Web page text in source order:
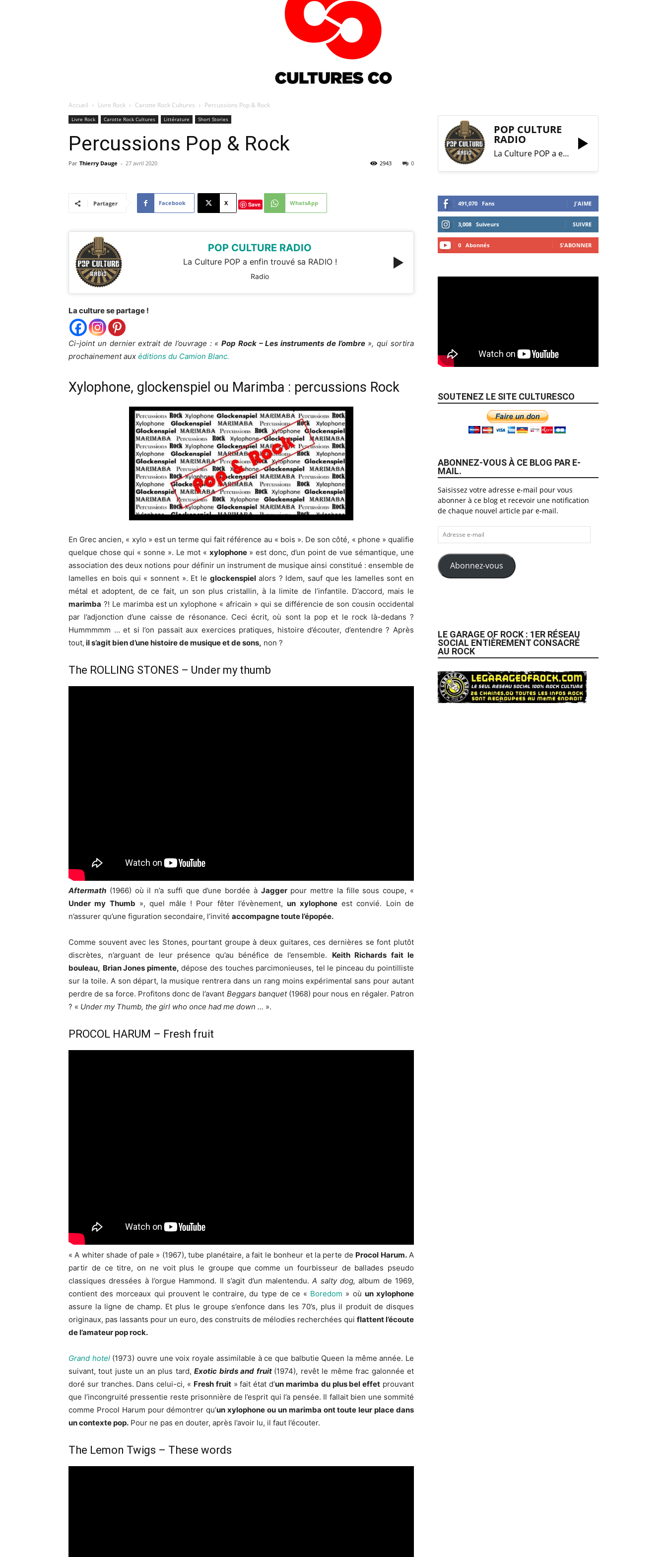
Accueil Livre Rock Carotte Rock Cultures Percussions Pop & Rock
Livre Rock Carotte Rock Cultures Littérature Short Stories
Percussions Pop & Rock
Par Thierry Dauge - 27 avril 2020 0
2943
Partager Facebook X Save WhatsApp
POP CULTURE RADIO
La Culture POP a enfin trouvé sa RADIO !
Radio
La culture se partage !
Ci-joint un dernier extrait de l’ouvrage : «Pop Rock – Les instruments de l’ombre», qui sortira
prochainement aux éditions du Camion Blanc.
Xylophone, glockenspiel ou Marimba : percussions Rock
En Grec ancien, « xylo » est un terme qui fait référence au « bois ». De son côté, « phone » qualifie
quelque chose qui « sonne ». Le mot « xylophone» est donc, d’un point de vue sémantique, une
association des deux notions pour définir un instrument de musique ainsi constitué : ensemble de
lamelles en bois qui « sonnent ». Et le glockenspielalors ? Idem, sauf que les lamelles sont en
métal et adoptent, de ce fait, un son plus cristallin, à la limite de l’infantile. D’accord, mais le
marimba ?! Le marimba est un xylophone « africain » qui se différencie de son cousin occidental
par l’adjonction d’une caisse de résonance. Ceci écrit, où sont la pop et le rock là-dedans ?
Hummmmm … et si l’on passait aux exercices pratiques, histoire d’écouter, d’entendre ? Après
tout, il s’agit bien d’une histoire de musique et de sons, non ?
The ROLLING STONES – Under my thumb
Aftermath (1966) où il n’a suffi que d’une bordée à Jaggerpour mettre la fille sous coupe, «
Under my Thumb », quel mâle ! Pour fêter l’évènement,un xylophoneest convié. Loin de
n’assurer qu’une figuration secondaire, l’invité accompagne toute l’épopée.
Comme souvent avec les Stones, pourtant groupe à deux guitares, ces dernières se font plutôt
discrètes, n’arguant de leur présence qu’au bénéfice de l’ensemble. Keith Richards fait le
bouleau, Brian Jones pimente, dépose des touches parcimonieuses, tel le pinceau du pointilliste
sur la toile. A son départ, la musique rentrera dans un rang moins expérimental sans pour autant
perdre de sa force. Profitons donc de l’avant Beggars banquet(1968) pour nous en régaler. Patron
? « Under my Thumb, the girl who once had me down … ».
PROCOL HARUM – Fresh fruit
« A whiter shade of pale » (1967), tube planétaire, a fait le bonheur et la perte de Procol Harum.A
partir de ce titre, on ne voit plus le groupe que comme un fourbisseur de ballades pseudo
classiques dressées à l’orgue Hammond. Il s’agit d’un malentendu.A salty dog, album de 1969,
contient des morceaux qui prouvent le contraire, du type de ce « Boredom » où un xylophone
assure la ligne de champ. Et plus le groupe s’enfonce dans les 70’s, plus il produit de disques
originaux, pas lassants pour un euro, des construits de mélodies recherchées qui flattent l’écoute
de l’amateur pop rock.
Grand hotel(1973) ouvre une voix royale assimilable à ce que balbutie Queen la même année. Le
suivant, tout juste un an plus tard,Exotic birds and fruit (1974), revêt le même frac galonnée et
doré sur tranches. Dans celui-ci, « Fresh fruit» fait état d’un marimba du plus bel effet prouvant
que l’incongruité pressentie reste prisonnière de l’esprit qui l’a pensée. Il fallait bien une sommité
comme Procol Harum pour démontrer qu’un xylophone ou un marimba ont toute leur place dans
un contexte pop. Pour ne pas en douter, après l’avoir lu, il faut l’écouter.
The Lemon Twigs – These words
POP CULTURE
RADIO
La Culture POP a enfin trouvé sa RADIO !
491,070 Fans J'AIME
3,008 Suiveurs SUIVRE
0 Abonnés S'ABONNER
SOUTENEZ LE SITE CULTURESCO
ABONNEZ-VOUS À CE BLOG PAR E-
MAIL.
Saisissez votre adresse e-mail pour vous
abonner à ce blog et recevoir une notification
de chaque nouvel article par e-mail.
Adresse
e-
mail
Abonnez-vous
LE GARAGE OF ROCK : 1ER RÉSEAU
SOCIAL ENTIÈREMENT CONSACRÉ
AU ROCK